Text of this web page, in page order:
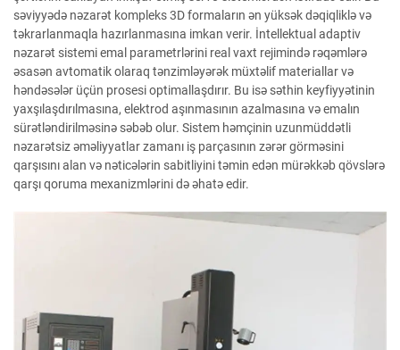
səviyyədə nəzarət kompleks 3D formaların ən yüksək dəqiqliklə və
təkrarlanmaqla hazırlanmasına imkan verir. İntellektual adaptiv
nəzarət sistemi emal parametrlərini real vaxt rejimində rəqəmlərə
əsasən avtomatik olaraq tənzimləyərək müxtəlif materiallar və
həndəsələr üçün prosesi optimallaşdırır. Bu isə səthin keyfiyyətinin
yaxşılaşdırılmasına, elektrod aşınmasının azalmasına və emalın
sürətləndirilməsinə səbəb olur. Sistem həmçinin uzunmüddətli
nəzarətsiz əməliyyatlar zamanı iş parçasının zərər görməsini
qarşısını alan və nəticələrin sabitliyini təmin edən mürəkkəb qövslərə
qarşı qoruma mexanizmlərini də əhatə edir.